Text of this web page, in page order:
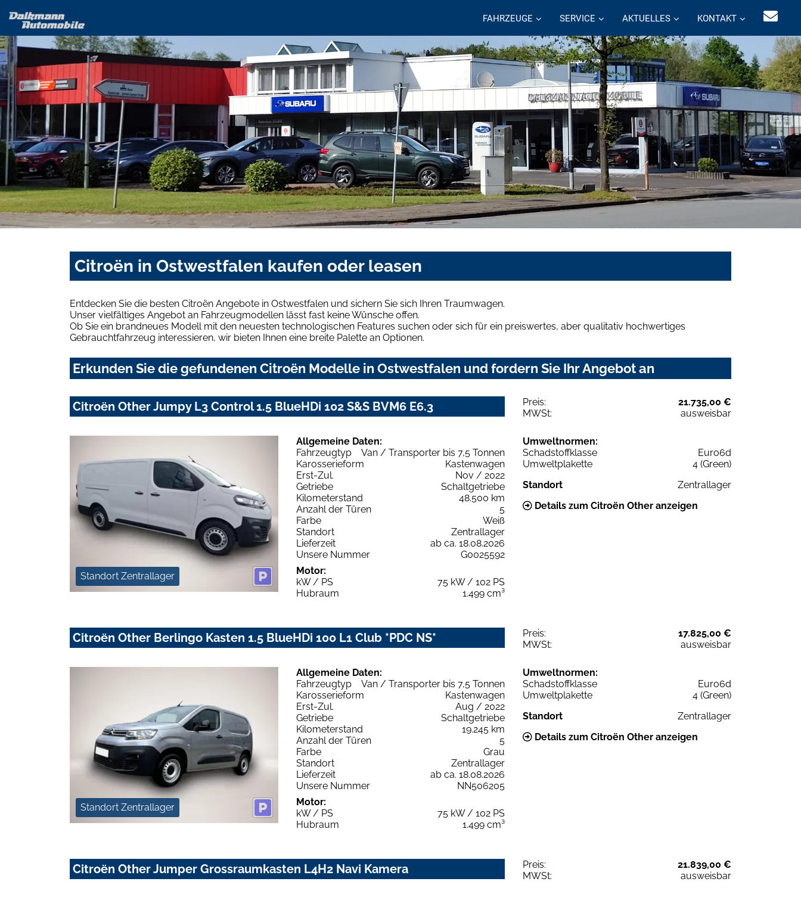
FAHRZEUGE SERVICE AKTUELLES KONTAKT
Citroën in Ostwestfalen kaufen oder leasen
Entdecken Sie die besten Citroën Angebote in Ostwestfalen und sichern Sie sich Ihren Traumwagen.
Unser vielfältiges Angebot an Fahrzeugmodellen lässt fast keine Wünsche offen.
Ob Sie ein brandneues Modell mit den neuesten technologischen Features suchen oder sich für ein preiswertes, aber qualitativ hochwertiges
Gebrauchtfahrzeug interessieren, wir bieten Ihnen eine breite Palette an Optionen.
Erkunden Sie die gefundenen Citroën Modelle in Ostwestfalen und fordern Sie Ihr Angebot an
Citroën Other Jumpy L3 Control 1.5 BlueHDi 102 S&S BVM6 E6.3 Preis:
21.735,00 €
MWSt:
ausweisbar
Standort Zentrallager
Allgemeine Daten:
Fahrzeugtyp
Van / Transporter bis 7,5 Tonnen
Karosserieform
Kastenwagen
Erst-Zul.
Nov / 2022
Getriebe
Schaltgetriebe
Kilometerstand
48.500 km
Anzahl der Türen
5
Farbe
Weiß
Standort
Zentrallager
Lieferzeit
ab ca. 18.08.2026
Unsere Nummer
G0025592
Motor:
kW / PS
75 kW / 102 PS
Hubraum
1.499 cm³
Umweltnormen:
Schadstoffklasse
Euro6d
Umweltplakette
4 (Green)
Standort
Zentrallager
Details zum Citroën Other anzeigen
Citroën Other Berlingo Kasten 1.5 BlueHDi 100 L1 Club *PDC NS* Preis:
17.825,00 €
MWSt:
ausweisbar
Standort Zentrallager
Allgemeine Daten:
Fahrzeugtyp
Van / Transporter bis 7,5 Tonnen
Karosserieform
Kastenwagen
Erst-Zul.
Aug / 2022
Getriebe
Schaltgetriebe
Kilometerstand
19.245 km
Anzahl der Türen
5
Farbe
Grau
Standort
Zentrallager
Lieferzeit
ab ca. 18.08.2026
Unsere Nummer
NN506205
Motor:
kW / PS
75 kW / 102 PS
Hubraum
1.499 cm³
Umweltnormen:
Schadstoffklasse
Euro6d
Umweltplakette
4 (Green)
Standort
Zentrallager
Details zum Citroën Other anzeigen
Citroën Other Jumper Grossraumkasten L4H2 Navi Kamera Preis:
21.839,00 €
MWSt:
ausweisbar